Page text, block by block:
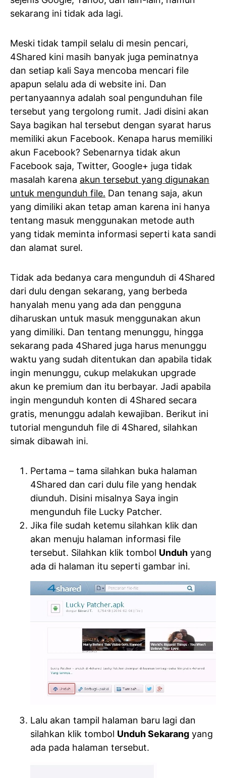
sekarang ini tidak ada lagi.
Meski tidak tampil selalu di mesin pencari,
4Shared kini masih banyak juga peminatnya
dan setiap kali Saya mencoba mencari file
apapun selalu ada di website ini. Dan
pertanyaannya adalah soal pengunduhan file
tersebut yang tergolong rumit. Jadi disini akan
Saya bagikan hal tersebut dengan syarat harus
memiliki akun Facebook. Kenapa harus memiliki
akun Facebook? Sebenarnya tidak akun
Facebook saja, Twitter, Google+ juga tidak
masalah karena akun tersebut yang digunakan
untuk mengunduh file. Dan tenang saja, akun
yang dimiliki akan tetap aman karena ini hanya
tentang masuk menggunakan metode auth
yang tidak meminta informasi seperti kata sandi
dan alamat surel.
Tidak ada bedanya cara mengunduh di 4Shared
dari dulu dengan sekarang, yang berbeda
hanyalah menu yang ada dan pengguna
diharuskan untuk masuk menggunakan akun
yang dimiliki. Dan tentang menunggu, hingga
sekarang pada 4Shared juga harus menunggu
waktu yang sudah ditentukan dan apabila tidak
ingin menunggu, cukup melakukan upgrade
akun ke premium dan itu berbayar. Jadi apabila
ingin mengunduh konten di 4Shared secara
gratis, menunggu adalah kewajiban. Berikut ini
tutorial mengunduh file di 4Shared, silahkan
simak dibawah ini.
Pertama – tama silahkan buka halaman
4Shared dan cari dulu file yang hendak
diunduh. Disini misalnya Saya ingin
mengunduh file Lucky Patcher.
Jika file sudah ketemu silahkan klik dan
akan menuju halaman informasi file
tersebut. Silahkan klik tombol Unduh yang
ada di halaman itu seperti gambar ini.
Lalu akan tampil halaman baru lagi dan
silahkan klik tombol Unduh Sekarang yang
ada pada halaman tersebut.